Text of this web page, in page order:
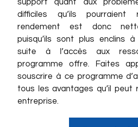
support quant aux
difficiles qu’ils pourraient
rendement est donc
puisqu’ils sont plus enclins
suite à l’accès aux
programme offre. Faites
souscrire à ce programme
tous les avantages qu’il
entreprise.